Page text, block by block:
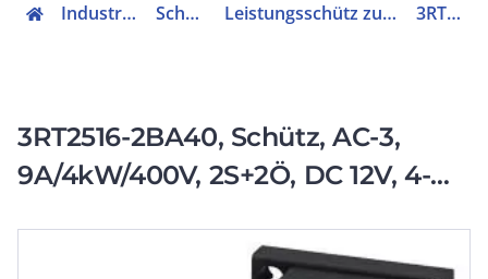
Industriekomponenten Schütze & Relais Leistungsschütz zum Schalten von Wechselstrom 3RT25162BA40
3RT2516-2BA40, Schütz, AC-3,
9A/4kW/400V, 2S+2Ö, DC 12V, 4-